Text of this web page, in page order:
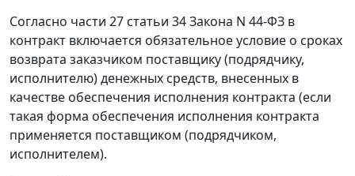
Согласно части 27 статьи 34 Закона N 44-ФЗ в
контракт включается обязательное условие о сроках
возврата заказчиком поставщику (подрядчику,
исполнителю) денежных средств, внесенных в
качестве обеспечения исполнения контракта (если
такая форма обеспечения исполнения контракта
применяется поставщиком (подрядчиком,
исполнителем).